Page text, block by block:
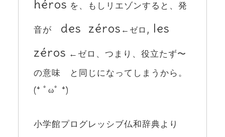
héros を、もしリエゾンすると、発
音が des zéros ←ゼロ , les
zéros ←ゼロ、つまり、役立たず〜
の意味 と同じになってしまうから。
(* ﾟωﾟ *)
小学館プログレッシブ仏和辞典より